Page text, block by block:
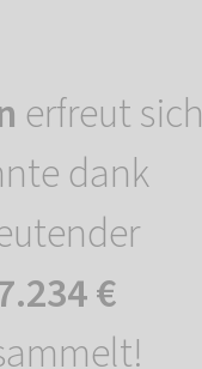
erfreut sich
dank
€